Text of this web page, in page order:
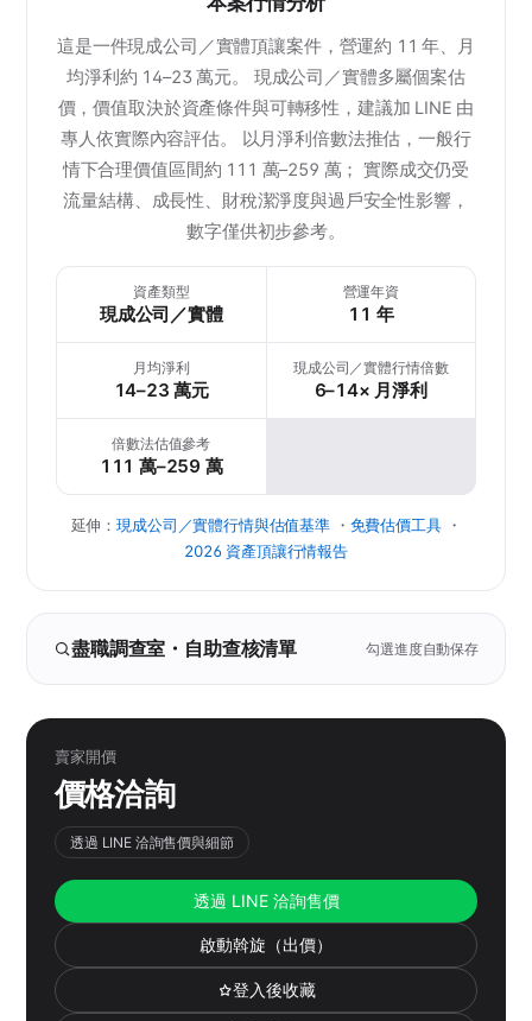
這是一件現成公司／實體頂讓案件，營運約 11 年、月
均淨利約 14–23 萬元。 現成公司／實體多屬個案估
價，價值取決於資產條件與可轉移性，建議加 LINE 由
專人依實際內容評估。 以月淨利倍數法推估，一般行
情下合理價值區間約 111 萬–259 萬； 實際成交仍受
流量結構、成長性、財稅潔淨度與過戶安全性影響，
數字僅供初步參考。
資產類型
現成公司／實體
營運年資
11 年
月均淨利
14–23 萬元
現成公司／實體行情倍數
6–14× 月淨利
倍數法估值參考
111 萬–259 萬
延伸：現成公司／實體行情與估值基準・ 免費估價工具・
2026 資產頂讓行情報告
盡職調查室・自助查核清單 勾選進度自動保存
賣家開價
價格洽詢
透過 LINE 洽詢售價與細節
透過 LINE 洽詢售價
啟動斡旋（出價）
登入後收藏